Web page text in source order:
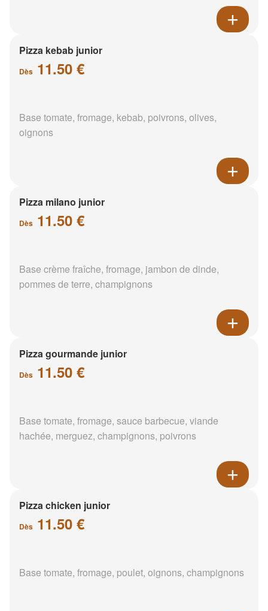
Pizza kebab junior
Dès 11.50 €
Base tomate, fromage, kebab, poivrons, olives,
oignons
Pizza milano junior
Dès 11.50 €
Base crème fraîche, fromage, jambon de dinde,
pommes de terre, champignons
Pizza gourmande junior
Dès 11.50 €
Base tomate, fromage, sauce barbecue, viande
hachée, merguez, champignons, poivrons
Pizza chicken junior
Dès 11.50 €
Base tomate, fromage, poulet, oignons, champignons